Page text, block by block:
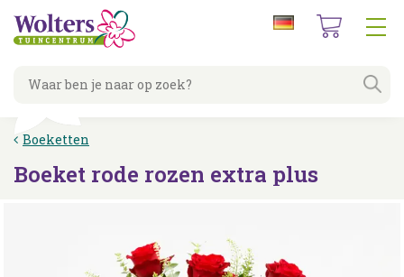
Boeketten
Boeket rode rozen extra plus